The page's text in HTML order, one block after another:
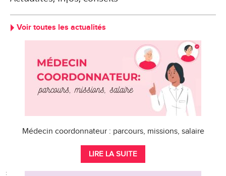
Voir toutes les actualités
Médecin coordonnateur : parcours, missions, salaire
LIRE LA SUITE